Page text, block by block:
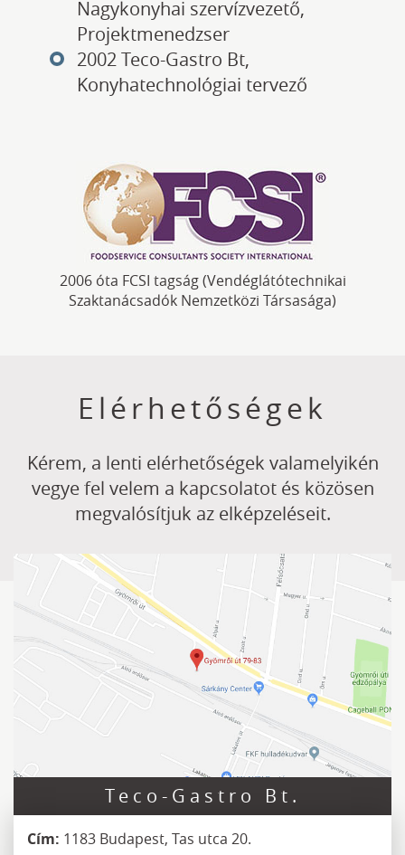
Nagykonyhai szervízvezető,
Projektmenedzser
2002 Teco-Gastro Bt,
Konyhatechnológiai tervező
2006 óta FCSI tagság (Vendéglátótechnikai
Szaktanácsadók Nemzetközi Társasága)
Elérhetőségek
Kérem, a lenti elérhetőségek valamelyikén
vegye fel velem a kapcsolatot és közösen
megvalósítjuk az elképzeléseit.
Teco-Gastro Bt.
Cím: 1183 Budapest, Tas utca 20.